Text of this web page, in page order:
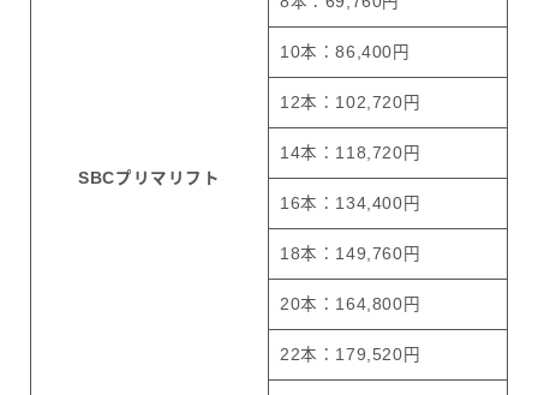
SBCプリマリフト
10本：86,400円
12本：102,720円
14本：118,720円
16本：134,400円
18本：149,760円
20本：164,800円
22本：179,520円